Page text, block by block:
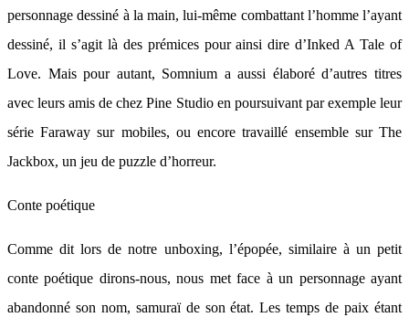
personnage dessiné à la main, lui-même combattant l’homme l’ayant
dessiné, il s’agit là des prémices pour ainsi dire d’Inked A Tale of
Love. Mais pour autant, Somnium a aussi élaboré d’autres titres
avec leurs amis de chez Pine Studio en poursuivant par exemple leur
série Faraway sur mobiles, ou encore travaillé ensemble sur The
Jackbox, un jeu de puzzle d’horreur.
Conte poétique
Comme dit lors de notre unboxing, l’épopée, similaire à un petit
conte poétique dirons-nous, nous met face à un personnage ayant
abandonné son nom, samuraï de son état. Les temps de paix étant